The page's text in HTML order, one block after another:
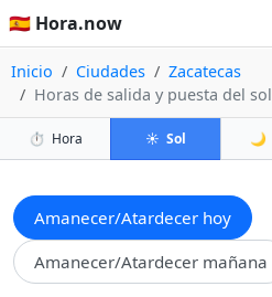
🇪🇸 Hora.now
Inicio Ciudades
Zacatecas
Horas de salida y puesta del sol
⏱️ Hora ☀️ Sol 🌙
Amanecer/Atardecer hoy
Amanecer/Atardecer mañana